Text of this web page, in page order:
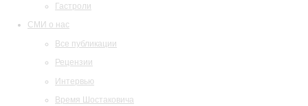
Гастроли
СМИ о нас
Все публикации
Рецензии
Интервью
Время Шостаковича